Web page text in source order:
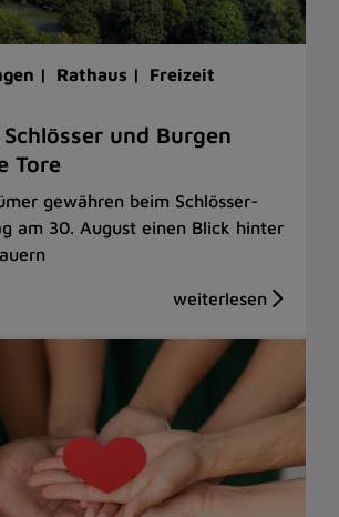
| Rathaus | Freizeit
und Burgen
Tore
gewähren beim Schlösser-
am 30. August einen Blick hinter